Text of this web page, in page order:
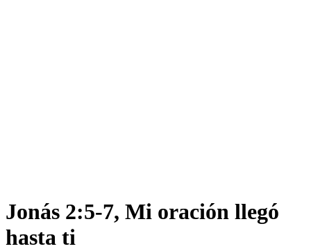
Jonás 2:5-7, Mi oración llegó
hasta ti